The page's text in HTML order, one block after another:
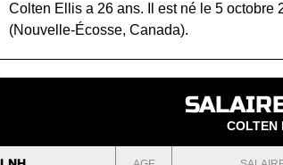
Colten Ellis a 26 ans. Il est né le 5 octobre
(Nouvelle-Écosse, Canada).
COLTEN